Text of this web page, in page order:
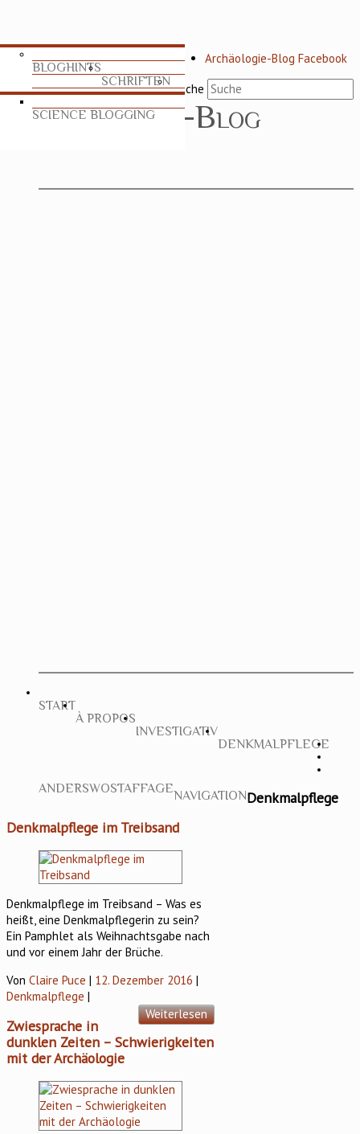
Archäologie-Blog Facebook
Suche
START
À PROPOS
INVESTIGATIV
DENKMALPFLEGE
ANDERSWOSTAFFAGE
BLOGHINTS
SCHRIFTEN
SCIENCE BLOGGING
NAVIGATIONDenkmalpflege
Denkmalpflege im Treibsand
Denkmalpflege im Treibsand – Was es
heißt, eine Denkmalpflegerin zu sein?
Ein Pamphlet als Weihnachtsgabe nach
und vor einem Jahr der Brüche.
Von Claire Puce | 12. Dezember 2016 |
Denkmalpflege |
Weiterlesen
Zwiesprache in
dunklen Zeiten – Schwierigkeiten
mit der Archäologie